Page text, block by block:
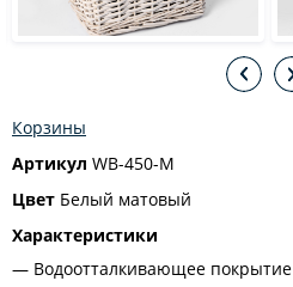
Корзины
Артикул WB-450-M
Цвет Белый матовый
Характеристики
Водоотталкивающее покрытие